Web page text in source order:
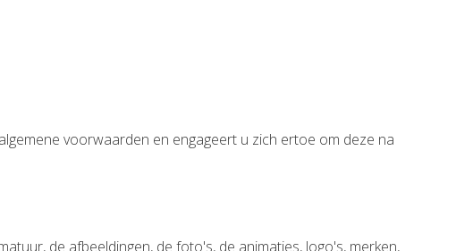
voorwaarden en engageert u zich ertoe om deze na
de afbeeldingen, de foto's, de animaties, logo's, merken,